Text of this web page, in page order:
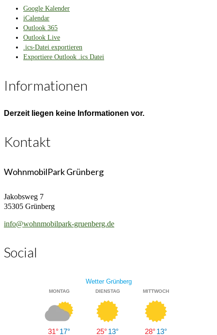
Google Kalender
iCalendar
Outlook 365
Outlook Live
.ics-Datei exportieren
Exportiere Outlook .ics Datei
Informationen
Derzeit liegen keine Informationen vor.
Kontakt
WohnmobilPark Grünberg
Jakobsweg 7
35305 Grünberg
info@wohnmobilpark-gruenberg.de
Social